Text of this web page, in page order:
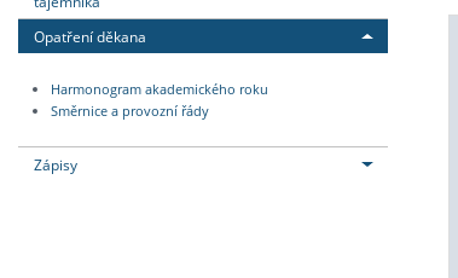
Opatření děkana
Harmonogram akademického roku
Směrnice a provozní řády
Zápisy